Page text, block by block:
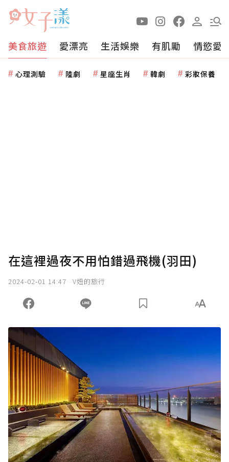
美食旅遊 愛漂亮 生活娛樂 有肌勵 情慾愛
心理測驗 陸劇 星座生肖 韓劇 彩妝保養
在這裡過夜不用怕錯過飛機(羽田)
2024-02-01 14:47 V妞的旅行